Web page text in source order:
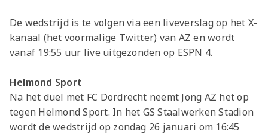
De wedstrijd is te volgen via een liveverslag op het X-
kanaal (het voormalige Twitter) van AZ en wordt
vanaf 19:55 uur live uitgezonden op ESPN 4.
Helmond Sport
Na het duel met FC Dordrecht neemt Jong AZ het op
tegen Helmond Sport. In het GS Staalwerken Stadion
wordt de wedstrijd op zondag 26 januari om 16:45